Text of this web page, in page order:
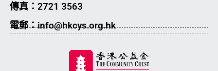
傳真：2721 3563
電郵：info@hkcys.org.hk